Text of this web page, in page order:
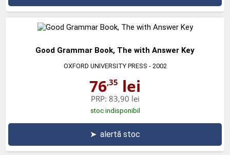
Good Grammar Book, The with Answer Key
OXFORD UNIVERSITY PRESS - 2002
76,35 lei
PRP: 83,90 lei
stoc indisponibil
➤ alertă stoc